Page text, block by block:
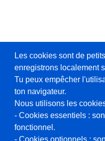
Les cookies sont de
enregistrons localement
Tu peux empêcher
ton navigateur.
Nous utilisons les
- Cookies essentiels :
fonctionnel.
- Cookies optionnels :